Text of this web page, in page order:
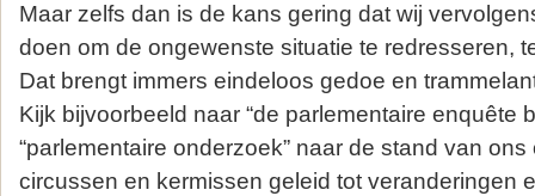
Maar zelfs dan is de kans gering dat wij
doen om de ongewenste situatie te redresseren,
Dat brengt immers eindeloos gedoe en
Kijk bijvoorbeeld naar “de parlementaire enquête
“parlementaire onderzoek” naar de stand van
circussen en kermissen geleid tot veranderingen